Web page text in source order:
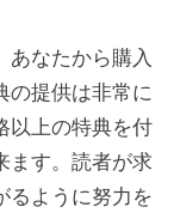
あなたから購入
の提供は非常に
以上の特典を付
ます。読者が求
るように努力を